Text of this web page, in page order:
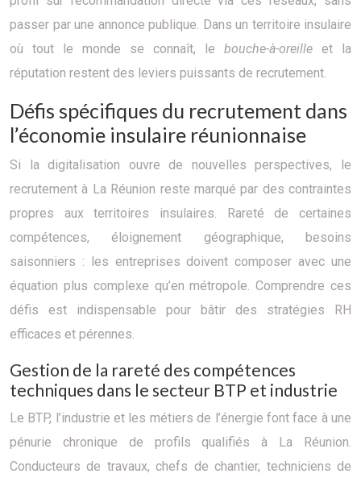
passer par une annonce publique. Dans un territoire insulaire
où tout le monde se connaît, le bouche-à-oreille et la
réputation restent des leviers puissants de recrutement.
Défis spécifiques du recrutement dans
l’économie insulaire réunionnaise
Si la digitalisation ouvre de nouvelles perspectives, le
recrutement à La Réunion reste marqué par des contraintes
propres aux territoires insulaires. Rareté de certaines
compétences, éloignement géographique, besoins
saisonniers : les entreprises doivent composer avec une
équation plus complexe qu’en métropole. Comprendre ces
défis est indispensable pour bâtir des stratégies RH
efficaces et pérennes.
Gestion de la rareté des compétences
techniques dans le secteur BTP et industrie
Le BTP, l’industrie et les métiers de l’énergie font face à une
pénurie chronique de profils qualifiés à La Réunion.
Conducteurs de travaux, chefs de chantier, techniciens de